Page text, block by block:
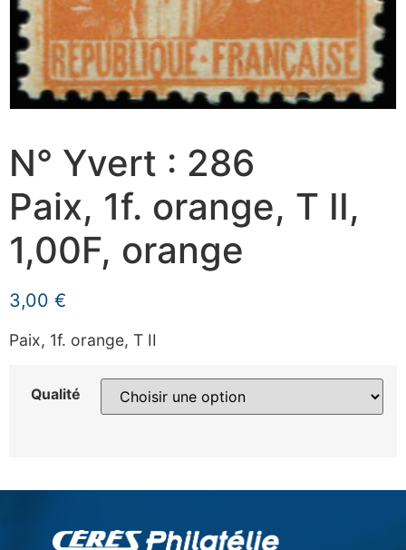
N° Yvert : 286
Paix, 1f. orange, T II,
1,00F, orange
3,00 €
Paix, 1f. orange, T II
Qualité